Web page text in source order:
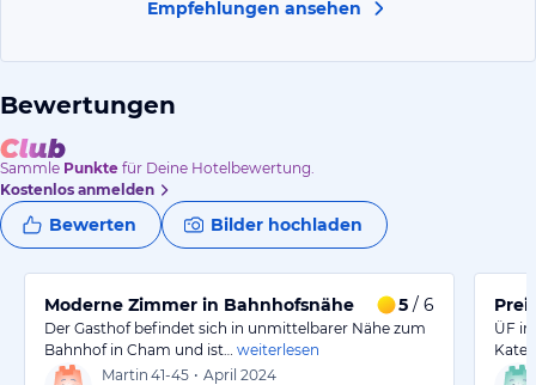
Empfehlungen ansehen
Bewertungen
Sammle Punkte für Deine Hotelbewertung.
Kostenlos anmelden
Bewerten Bilder hochladen
Moderne Zimmer in Bahnhofsnähe 5 / 6
Der Gasthof befindet sich in unmittelbarer Nähe zum
Bahnhof in Cham und ist…
weiterlesen
Martin 41-45 • April 2024
ÜF